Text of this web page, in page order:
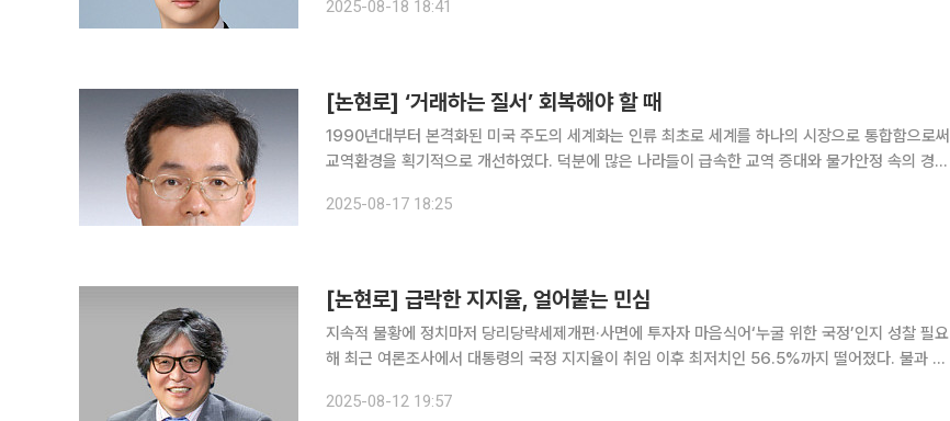
를 낳는 건 아니다. 아니, 정확히 말하면 선한 의도일수록 더
2025-08-18 18:41
[논현로] ‘거래하는 질서’ 회복해야 할 때
1990년대부터 본격화된 미국 주도의 세계화는 인류 최초로 세계를 하나의 시장으로 통합함으로써
교역환경을 획기적으로 개선하였다. 덕분에 많은 나라들이 급속한 교역 증대와 물가안정 속의 경제
불균형, 미국 등 선진국의 임금 정체 및 소득불평등 심화, 다수의 금융
2025-08-17 18:25
[논현로] 급락한 지지율, 얼어붙는 민심
지속적 불황에 정치마저 당리당략세제개편·사면에 투자자 마음식어‘누굴 위한 국정’인지 성찰 필요
해 최근 여론조사에서 대통령의 국정 지지율이 취임 이후 최저치인 56.5%까지 떨어졌다. 불과 몇
이 아니다. 이번 하락의 배경에는 정치·경제·사회 전반에 걸친 복합적인
2025-08-12 19:57